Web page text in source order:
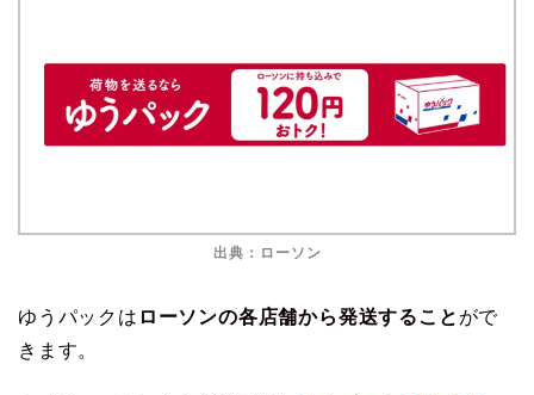
出典：ローソン
ゆうパックは ローソンの各店舗から発送すること がで
きます。